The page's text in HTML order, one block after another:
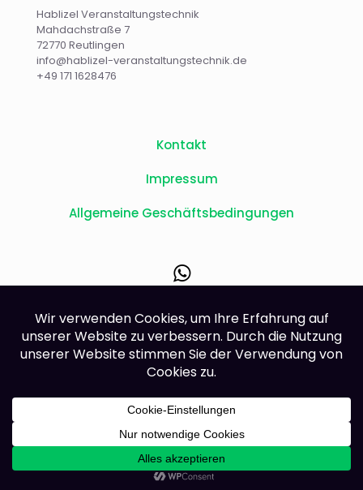
Hablizel Veranstaltungstechnik
Mahdachstraße 7
72770 Reutlingen
info@hablizel-veranstaltungstechnik.de
+49 171 1628476
Kontakt
Impressum
Allgemeine Geschäftsbedingungen